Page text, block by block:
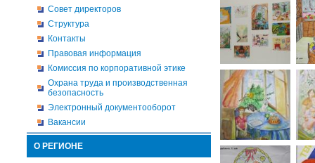
Совет директоров
Структура
Контакты
Правовая информация
Комиссия по корпоративной этике
Охрана труда и производственная
безопасность
Электронный документооборот
Вакансии
О РЕГИОНЕ